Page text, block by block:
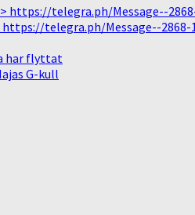
> https://telegra.ph/Message--
https://telegra.ph/Message--
har flyttat
G-kull